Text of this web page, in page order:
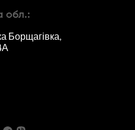
обл.:
Борщагівка,